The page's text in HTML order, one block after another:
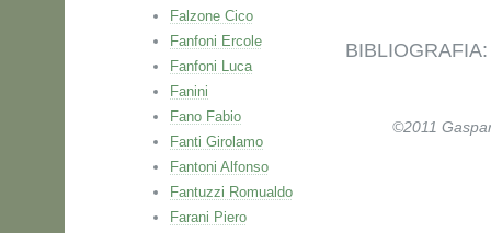
Falzone Cico
Fanfoni Ercole
Fanfoni Luca
Fanini
Fano Fabio
Fanti Girolamo
Fantoni Alfonso
Fantuzzi Romualdo
Farani Piero
©2011